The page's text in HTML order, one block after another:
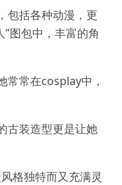
包括各种动漫，更
图包中，丰富的角
常常在cosplay中，
古装造型更是让她
格独特而又充满灵